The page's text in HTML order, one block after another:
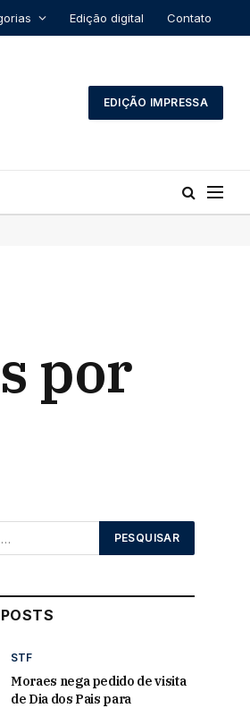
Edição digital Contato
EDIÇÃO IMPRESSA
por
STF
Moraes nega pedido de visita
de Dia dos Pais para